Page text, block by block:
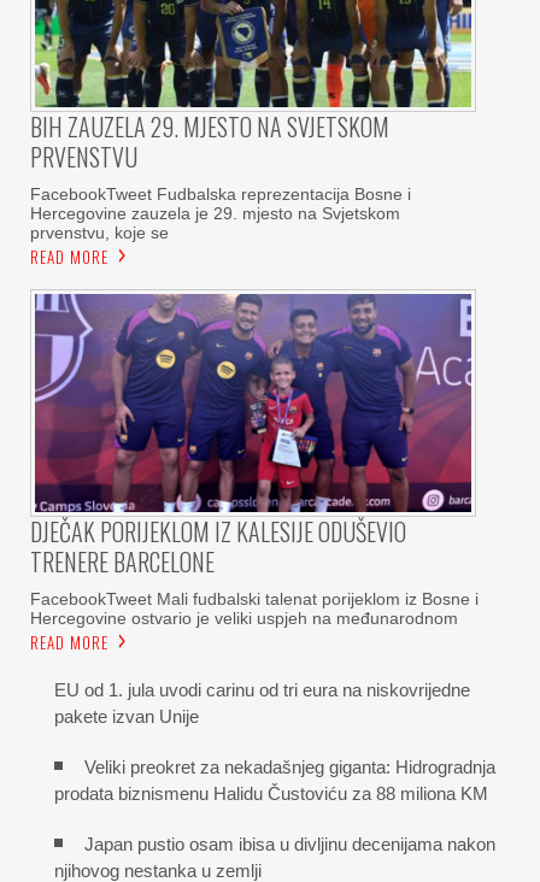
BIH ZAUZELA 29. MJESTO NA SVJETSKOM
PRVENSTVU
FacebookTweet Fudbalska reprezentacija Bosne i
Hercegovine zauzela je 29. mjesto na Svjetskom
prvenstvu, koje se
READ MORE
DJEČAK PORIJEKLOM IZ KALESIJE ODUŠEVIO
TRENERE BARCELONE
FacebookTweet Mali fudbalski talenat porijeklom iz Bosne i
Hercegovine ostvario je veliki uspjeh na međunarodnom
READ MORE
EU od 1. jula uvodi carinu od tri eura na niskovrijedne
pakete izvan Unije
Veliki preokret za nekadašnjeg giganta: Hidrogradnja
prodata biznismenu Halidu Čustoviću za 88 miliona KM
Japan pustio osam ibisa u divljinu decenijama nakon
njihovog nestanka u zemlji